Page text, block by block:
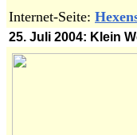
Internet-Seite:
25. Juli 2004: Klein